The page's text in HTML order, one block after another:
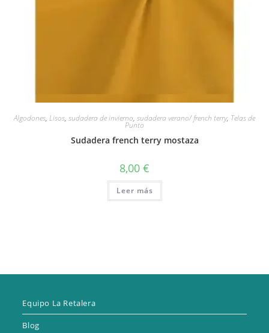
Algodones, Lisos, sudadera de invierno, sudadera verano/ french terry, Telas de
Punto
Sudadera french terry mostaza
8,00 €
Leer más
Equipo La Retalera
Blog